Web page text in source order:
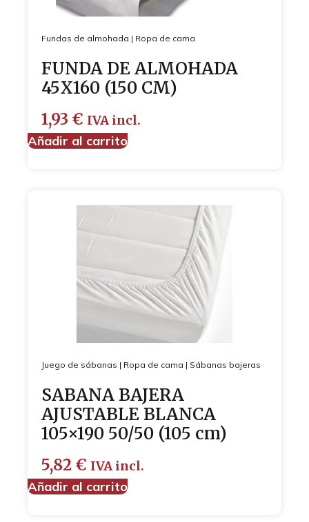
Fundas de almohada | Ropa de cama
FUNDA DE ALMOHADA
45X160 (150 CM)
1,93 € IVA incl.
Añadir al carrito
Juego de sábanas | Ropa de cama | Sábanas bajeras
SABANA BAJERA
AJUSTABLE BLANCA
105×190 50/50 (105 cm)
5,82 € IVA incl.
Añadir al carrito